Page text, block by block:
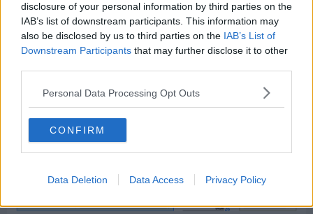
disclosure of your personal information by third parties on the
IAB’s list of downstream participants. This information may
also be disclosed by us to third parties on the IAB’s List of
Downstream Participants that may further disclose it to other
Personal Data Processing Opt Outs
CONFIRM
Data Deletion Data Access Privacy Policy